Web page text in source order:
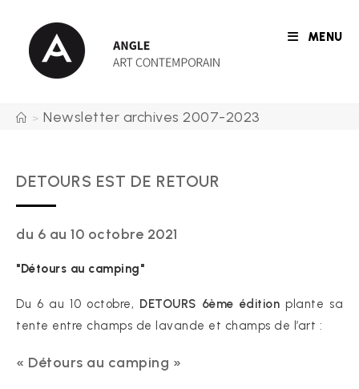
content
MENU
> Newsletter archives 2007-2023
DETOURS EST DE RETOUR
du 6 au 10 octobre 2021
"Détours au camping"
Du 6 au 10 octobre, DETOURS 6ème édition plante sa
tente entre champs de lavande et champs de l’art :
« Détours au camping »